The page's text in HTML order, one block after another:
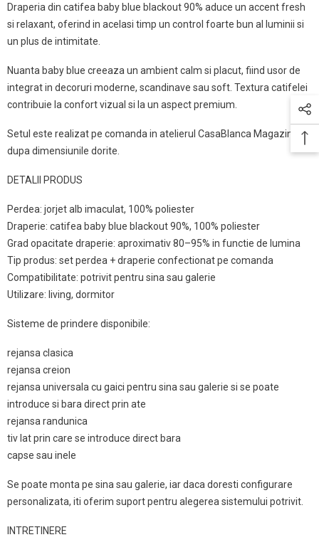
Draperia din catifea baby blue blackout 90% aduce un accent fresh
si relaxant, oferind in acelasi timp un control foarte bun al luminii si
un plus de intimitate.
Nuanta baby blue creeaza un ambient calm si placut, fiind usor de
integrat in decoruri moderne, scandinave sau soft. Textura catifelei
contribuie la confort vizual si la un aspect premium.
Setul este realizat pe comanda in atelierul CasaBlanca Magazin,
dupa dimensiunile dorite.
DETALII PRODUS
Perdea: jorjet alb imaculat, 100% poliester
Draperie: catifea baby blue blackout 90%, 100% poliester
Grad opacitate draperie: aproximativ 80–95% in functie de lumina
Tip produs: set perdea + draperie confectionat pe comanda
Compatibilitate: potrivit pentru sina sau galerie
Utilizare: living, dormitor
Sisteme de prindere disponibile:
rejansa clasica
rejansa creion
rejansa universala cu gaici pentru sina sau galerie si se poate
introduce si bara direct prin ate
rejansa randunica
tiv lat prin care se introduce direct bara
capse sau inele
Se poate monta pe sina sau galerie, iar daca doresti configurare
personalizata, iti oferim suport pentru alegerea sistemului potrivit.
INTRETINERE